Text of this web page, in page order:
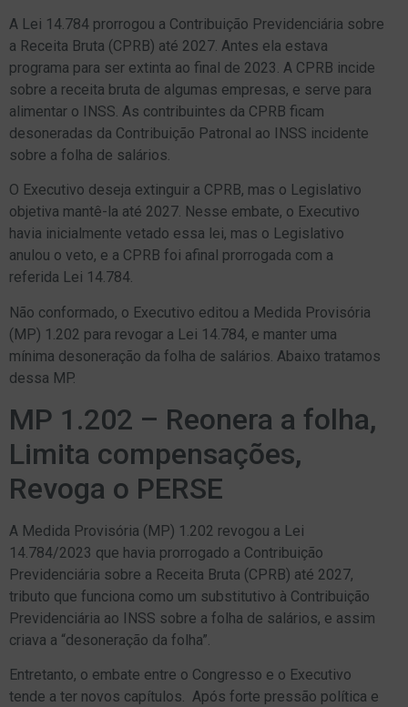
A Lei 14.784 prorrogou a Contribuição Previdenciária sobre
a Receita Bruta (CPRB) até 2027. Antes ela estava
programa para ser extinta ao final de 2023. A CPRB incide
sobre a receita bruta de algumas empresas, e serve para
alimentar o INSS. As contribuintes da CPRB ficam
desoneradas da Contribuição Patronal ao INSS incidente
sobre a folha de salários.
O Executivo deseja extinguir a CPRB, mas o Legislativo
objetiva mantê-la até 2027. Nesse embate, o Executivo
havia inicialmente vetado essa lei, mas o Legislativo
anulou o veto, e a CPRB foi afinal prorrogada com a
referida Lei 14.784.
Não conformado, o Executivo editou a Medida Provisória
(MP) 1.202 para revogar a Lei 14.784, e manter uma
mínima desoneração da folha de salários. Abaixo tratamos
dessa MP.
MP 1.202 – Reonera a folha,
Limita compensações,
Revoga o PERSE
A Medida Provisória (MP) 1.202 revogou a Lei
14.784/2023 que havia prorrogado a Contribuição
Previdenciária sobre a Receita Bruta (CPRB) até 2027,
tributo que funciona como um substitutivo à Contribuição
Previdenciária ao INSS sobre a folha de salários, e assim
criava a “desoneração da folha”.
Entretanto, o embate entre o Congresso e o Executivo
tende a ter novos capítulos. Após forte pressão política e